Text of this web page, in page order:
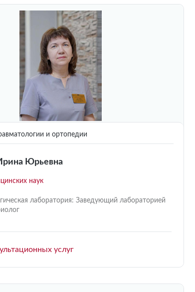
и ортопедии
Юрьевна
наук
лаборатория: Заведующий лабораторией
услуг